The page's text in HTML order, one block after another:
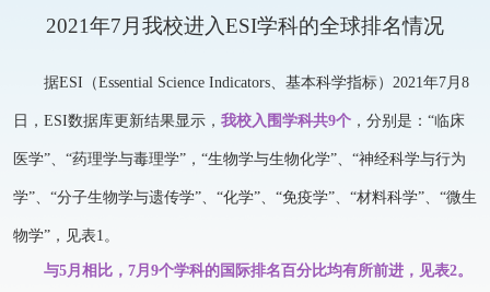
2021年7月我校进入ESI学科的全球排名情况
据ESI（Essential Science Indicators、基本科学指标）2021年7月8
日，ESI数据库更新结果显示， 我校入围学科共9个，分别是：“临床
医学”、“药理学与毒理学”，“生物学与生物化学”、“神经科学与行为
学”、“分子生物学与遗传学”、“化学”、“免疫学”、“材料科学”、“微生
物学”，见表1。
与5月相比，7月9个学科的国际排名百分比均有所前进，见表2。